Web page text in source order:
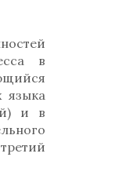
в
языка
и в